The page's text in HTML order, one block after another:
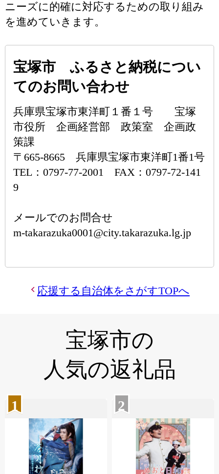
ニーズに的確に対応するための取り組み
を進めていきます。
宝塚市 ふるさと納税につい
てのお問い合わせ
兵庫県宝塚市東洋町１番１号 宝塚
市役所 企画経営部 政策室 企画政
策課
〒665-8665 兵庫県宝塚市東洋町1番1号
TEL：0797-77-2001 FAX：0797-72-141
9
メールでのお問合せ
m-takarazuka0001@city.takarazuka.lg.jp
応援する自治体をさがすTOPへ
宝塚市の
人気の返礼品
1 2